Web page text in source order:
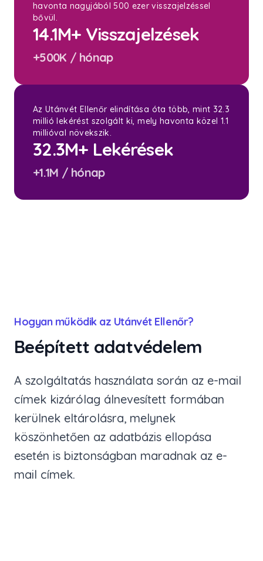
14.1M+ Visszajelzések
+500K / hónap
havonta nagyjából 500 ezer visszajelzéssel
bővül.
32.3M+ Lekérések
+1.1M / hónap
Az Utánvét Ellenőr elindítása óta több, mint 32.3
millió lekérést szolgált ki, mely havonta közel 1.1
millióval növekszik.
Hogyan működik az Utánvét Ellenőr?
Beépített adatvédelem
A szolgáltatás használata során az e-mail
címek kizárólag álnevesített formában
kerülnek eltárolásra, melynek
köszönhetően az adatbázis ellopása
esetén is biztonságban maradnak az e-
mail címek.